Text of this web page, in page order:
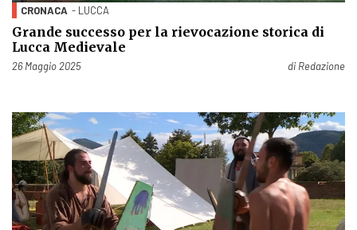
CRONACA - LUCCA
Grande successo per la rievocazione storica di
Lucca Medievale
Pubblicato il
26 Maggio 2025 di Redazione